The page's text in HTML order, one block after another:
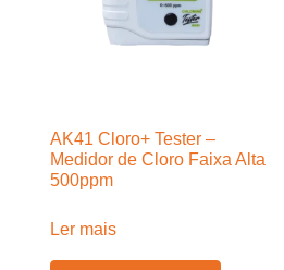
AK41 Cloro+ Tester –
Medidor de Cloro Faixa Alta
500ppm
Ler mais